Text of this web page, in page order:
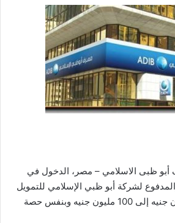
ظبى الاسلامي – مصر، الدخول في
لشركة أبو ظبي الإسلامي للتمويل
الاستهلاكي من 30 مليون جنيه إلى 100 مليون جنيه وبنفس حصة